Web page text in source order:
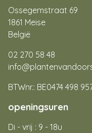
Ossegemstraat 69
1861 Meise
België
02 270 58 48
BTWnr.: BE0474 498
openingsuren
Di - vrij : 9 - 18u